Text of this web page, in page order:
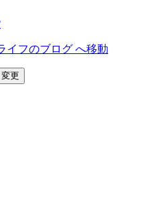
イフのブログ へ移動